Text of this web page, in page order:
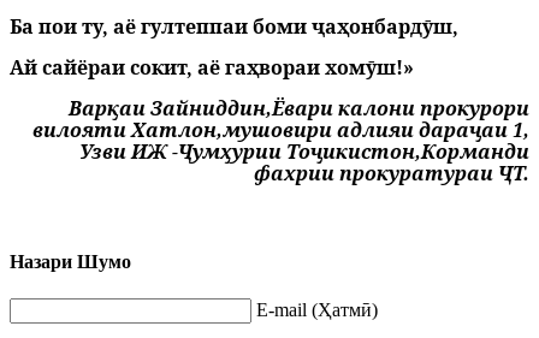
Ба пои ту, аё гултеппаи боми ҷаҳонбардӯш,
Ай сайёраи сокит, аё гаҳвораи хомӯш!»
Варқаи Зайниддин,Ёвари калони прокурори
вилояти Хатлон,мушовири адлияи дараҷаи 1,
Узви ИЖ -Ҷумҳурии Тоҷикистон,Корманди
фахрии прокуратураи ҶТ.
Назари Шумо
E-mail (Ҳатмӣ)